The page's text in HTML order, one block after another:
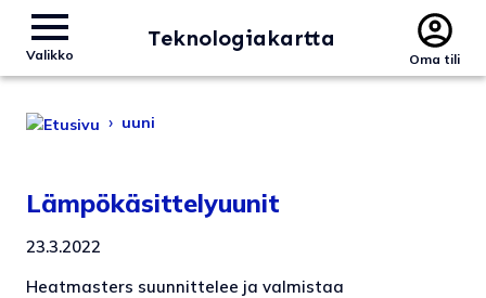
Valikko
Teknologiakartta
Oma tili
› uuni
Lämpökäsittelyuunit
23.3.2022
Heatmasters suunnittelee ja valmistaa